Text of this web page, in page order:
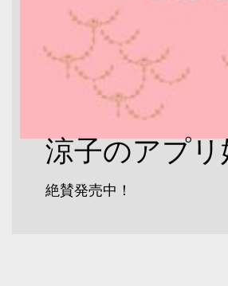
涼子のアプ
絶賛発売中！